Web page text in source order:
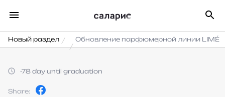
Новый раздел Обновление парфюмерной линии LIMÉ
-78 day until graduation
Share: